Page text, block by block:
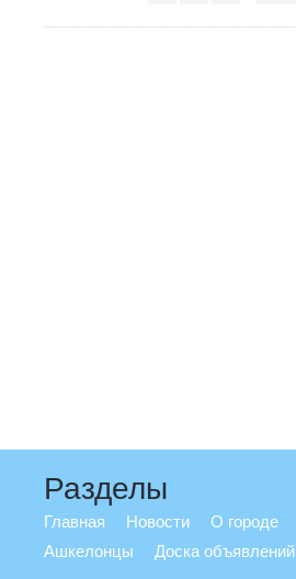
Разделы
Главная Новости О городе
Ашкелонцы
Доска объявлений